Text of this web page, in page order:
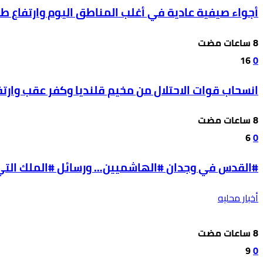
أجواء صيفية عادية في أغلب المناطق اليوم وارتفاع
0
16
انسحاب قوات الاحتلال من مخيم قلنديا وكفر عقب
0
6
#القدس في وجدان #الهاشميين… ورسائل #الملك التي
أخبار محليه
0
9